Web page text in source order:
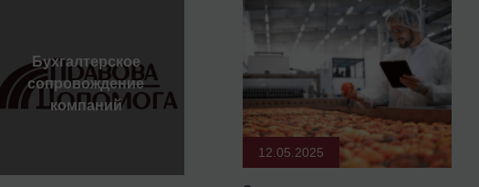
Бухгалтерское
сопровождение
компаний
12.05.2025